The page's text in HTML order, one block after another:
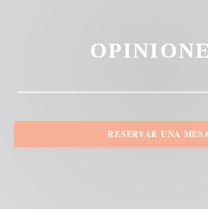
RESERVAR UNA